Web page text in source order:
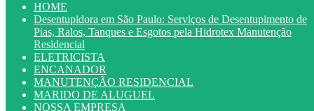
HOME
Desentupidora em São Paulo: Serviços de Desentupimento de
Pias, Ralos, Tanques e Esgotos pela Hidrotex Manutenção
Residencial
ELETRICISTA
ENCANADOR
MANUTENÇÃO RESIDENCIAL
MARIDO DE ALUGUEL
NOSSA EMPRESA